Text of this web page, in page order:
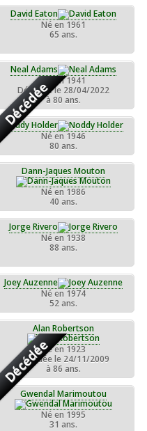
David Eaton
Né en 1961
65 ans.
Neal Adams
DécédéeNé en 1941
Décédée le 28/04/2022
à 80 ans.
Noddy Holder
Né en 1946
80 ans.
Dann-Jaques Mouton
Né en 1986
40 ans.
Jorge Rivero
Né en 1938
88 ans.
Joey Auzenne
Né en 1974
52 ans.
Alan Robertson
DécédéeNé en 1923
Décédée le 24/11/2009
à 86 ans.
Gwendal Marimoutou
Né en 1995
31 ans.